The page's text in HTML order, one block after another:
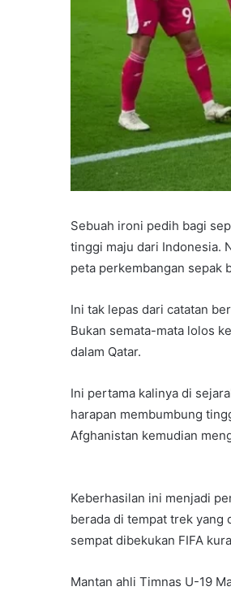
Sebuah ironi pedih bagi
tinggi maju dari Indonesia.
peta perkembangan sepak
Ini tak lepas dari catatan
Bukan semata-mata lolos
dalam Qatar.
Ini pertama kalinya di
harapan membumbung
Afghanistan kemudian
Keberhasilan ini menjadi
berada di tempat trek yang
sempat dibekukan FIFA
Mantan ahli Timnas U-19